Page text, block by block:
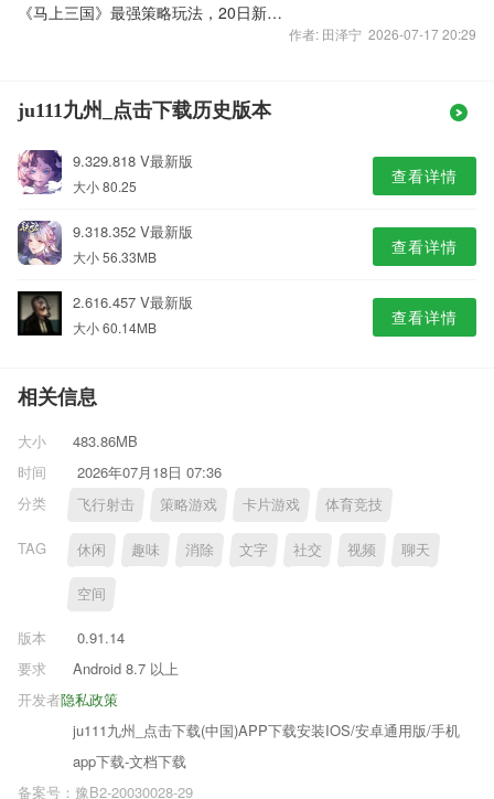
《马上三国》最强策略玩法，20日新服等你来战
作者: 田泽宁 2026-07-17 20:29
ju111九州_点击下载历史版本
9.329.818 V最新版
大小 80.25 查看详情
9.318.352 V最新版
大小 56.33MB 查看详情
2.616.457 V最新版
大小 60.14MB 查看详情
相关信息
大小
483.86MB
时间
2026年07月18日 07:36
分类
飞行射击 策略游戏 卡片游戏 体育竞技
TAG 休闲 趣味 消除 文字 社交 视频 聊天
空间
版本
0.91.14
要求
Android 8.7 以上
隐私政策
开发者
ju111九州_点击下载(中国)APP下载安装IOS/安卓通用版/手机
app下载-文档下载
备案号：豫B2-20030028-29